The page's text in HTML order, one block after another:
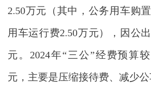
2.50万元（其中，公务用车购
用车运行费2.50万元），因公
元。 2024年“三公”经费预算
元，主要是压缩接待费、减少公